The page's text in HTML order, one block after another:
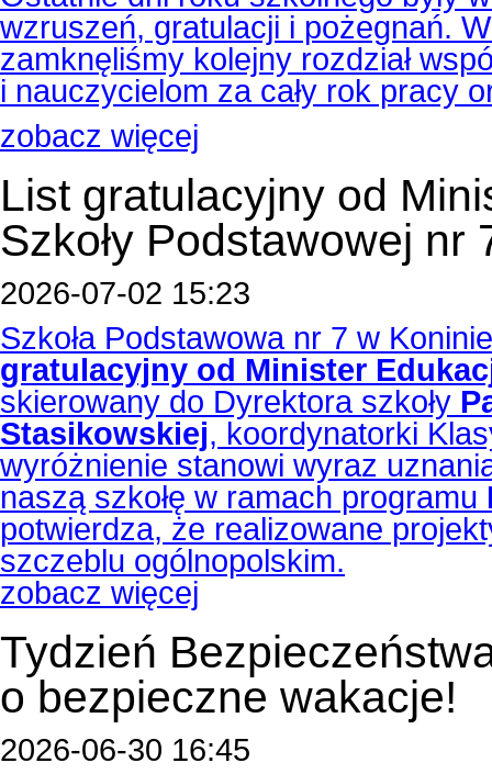
wzruszeń, gratulacji i pożegnań.
zamknęliśmy kolejny rozdział
i nauczycielom za cały rok pracy
zobacz więcej
List gratulacyjny od
Szkoły Podstawowej nr
2026-07-02 15:23
Szkoła Podstawowa nr 7 w
gratulacyjny od Minister
skierowany do Dyrektora szkoły
Stasikowskiej, koordynatorki
wyróżnienie stanowi wyraz
naszą szkołę w ramach programu
potwierdza, że realizowane
szczeblu ogólnopolskim.
zobacz więcej
Tydzień
o bezpieczne wakacje!
2026-06-30 16:45